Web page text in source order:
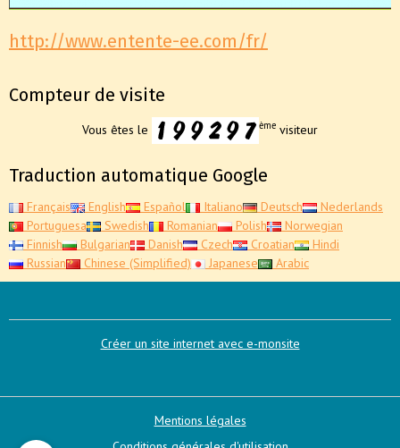
http://www.entente-ee.com/fr/
Compteur de visite
Vous êtes le ème visiteur
Traduction automatique Google
Français English Español Italiano Deutsch
Nederlands
Portuguesa
Swedish Romanian Polish
Norwegian
Finnish
Bulgarian Danish Czech Croatian
Hindi
Russian
Chinese (Simplified) Japanese Arabic
Créer un site internet avec e-monsite
Mentions légales